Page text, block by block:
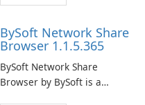
BySoft Network Share
Browser 1.1.5.365
BySoft Network Share
Browser by BySoft is a